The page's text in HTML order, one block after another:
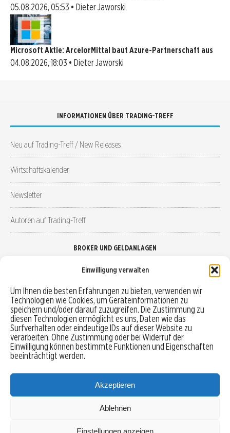
Einwilligung verwalten
Um Ihnen die besten Erfahrungen zu bieten, verwenden wir
Technologien wie Cookies, um Geräteinformationen zu
speichern und/oder darauf zuzugreifen. Die Zustimmung zu
diesen Technologien ermöglicht es uns, Daten wie das
Surfverhalten oder eindeutige IDs auf dieser Website zu
verarbeiten. Ohne Zustimmung oder bei Widerruf der
Einwilligung können bestimmte Funktionen und Eigenschaften
beeinträchtigt werden.
Akzeptieren
Ablehnen
Einstellungen anzeigen
05.08.2026, 05:53 • Dieter Jaworski
Microsoft Aktie: ArcelorMittal baut Azure-Partnerschaft aus
04.08.2026, 18:03 • Dieter Jaworski
INFORMATIONEN ÜBER TRADING-TREFF
Neu auf Trading-Treff / New Releases
Wirtschaftskalender
Newsletter
Autoren auf Trading-Treff
BROKER UND GELDANLAGEN
Robo-Advisor vergleichen
Depotvergleich
Festgeld vergleichen
Tagesgeld vergleichen